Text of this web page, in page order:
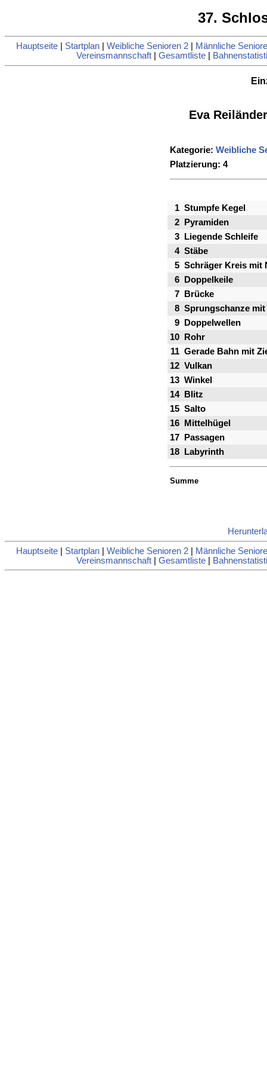
37.
Hauptseite Startplan Weibliche Senioren 2
Männliche
Vereinsmannschaft| Gesamtliste|
Eva
Kategorie: Weibliche
Platzierung: 4
1 Stumpfe Kegel
2
Pyramiden
3
Liegende Schleife
4 Stäbe
5 Schräger Kreis mit
6
Doppelkeile
7
Brücke
8 Sprungschanze mit
9
Doppelwellen
10
Rohr
11 Gerade Bahn mit
12 Vulkan
13 Winkel
14
Blitz
15 Salto
16
Mittelhügel
17
Passagen
18
Labyrinth
Summe
Hauptseite Startplan Weibliche Senioren 2
Männliche
Vereinsmannschaft| Gesamtliste|